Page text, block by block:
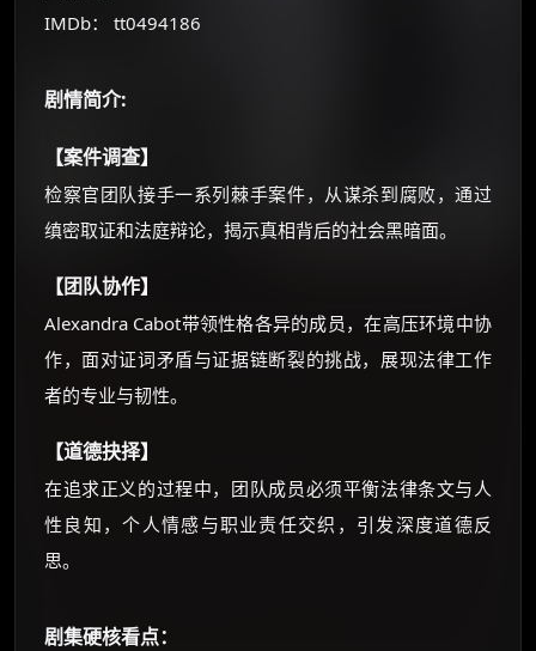
IMDb： tt0494186
剧情简介:
【案件调查】
检察官团队接手一系列棘手案件，从谋杀到腐败，通过
缜密取证和法庭辩论，揭示真相背后的社会黑暗面。
【团队协作】
Alexandra Cabot带领性格各异的成员，在高压环境中协
作，面对证词矛盾与证据链断裂的挑战，展现法律工作
者的专业与韧性。
【道德抉择】
在追求正义的过程中，团队成员必须平衡法律条文与人
性良知，个人情感与职业责任交织，引发深度道德反
思。
剧集硬核看点：
价格有浮动，请直接搜索查最低价！
☕ 海外大侠？通过 Ko-fi 赐茶